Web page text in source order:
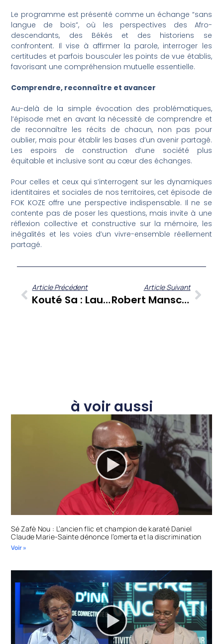
Le programme est présenté comme un échange “sans
langue de bois”, où les perspectives des Afro-
descendants, des Békés et des historiens se
confrontent. Il vise à affirmer la parole, interroger les
certitudes et parfois bousculer les points de vue établis,
favorisant une compréhension mutuelle essentielle.
Comprendre, reconnaître et avancer
Au-delà de la simple évocation des problématiques,
l’épisode met en avant la nécessité de comprendre et
de reconnaître les récits de chacun, non pas pour
oublier, mais pour établir les bases d’un avenir partagé.
Les espoirs de construction d’une société plus
équitable et inclusive sont au cœur des échanges.
Pour celles et ceux qui s’interrogent sur les dynamiques
identitaires et sociales de nos territoires, cet épisode de
FOK KOZE offre une perspective indispensable. Il ne se
contente pas de poser les questions, mais invite à une
réflexion collective et constructive sur la mémoire, les
inégalités et les voies d’un vivre-ensemble réellement
partagé.
Article Précédent
Kouté Sa : Laura Labinsky-Ferné Et Le Festival URBAN PARADISE, Fusion Culturelle Aux Antilles
Article Suivant
Robert Manscour : Quand Le Verre Se Fait Miroir De L’âme Sur Zitata TV
à voir aussi
Sé Zafè Nou : L’ancien flic et champion de karaté Daniel
Claude Marie-Sainte dénonce l’omerta et la discrimination
Voir »